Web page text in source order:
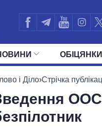
ОБIЦЯНКИ
УСІ
і Діло›Стрічка